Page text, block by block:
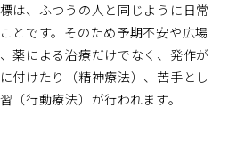
は、ふつうの人と同じように日常
とです。そのため予期不安や広場
薬による治療だけでなく、発作が
付けたり（精神療法）、苦手とし
（行動療法）が行われます。